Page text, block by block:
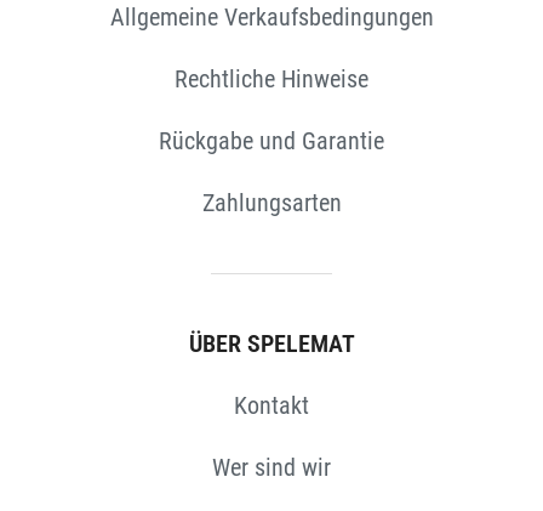
Allgemeine Verkaufsbedingungen
Rechtliche Hinweise
Rückgabe und Garantie
Zahlungsarten
ÜBER SPELEMAT
Kontakt
Wer sind wir